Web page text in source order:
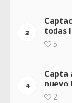
3
todas
5
4
Capta
nuevo
2